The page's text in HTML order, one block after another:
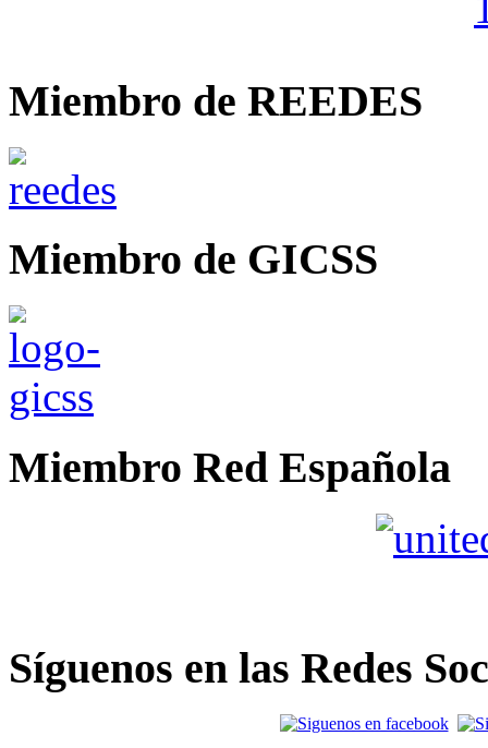
Miembro de REEDES
Miembro de GICSS
Miembro Red Española
Síguenos en las Redes